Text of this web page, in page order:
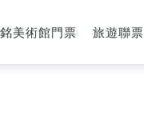
美術館門票 旅遊聯票